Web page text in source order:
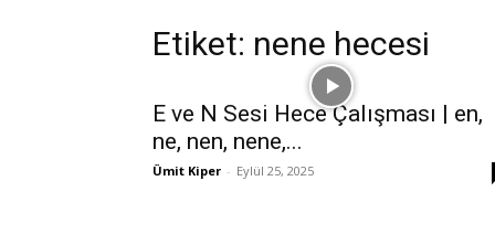
Etiket: nene hecesi
E ve N Sesi Hece Çalışması | en,
ne, nen, nene,...
Ümit Kiper - Eylül 25, 2025